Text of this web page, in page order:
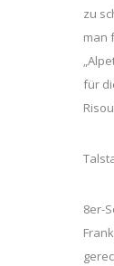
zu
man
für
8er-